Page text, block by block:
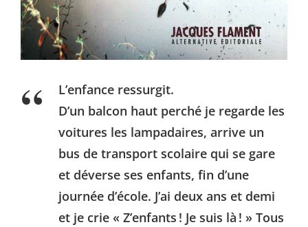
L’enfance ressurgit.
D’un balcon haut perché je regarde les
voitures les lampadaires, arrive un
bus de transport scolaire qui se gare
et déverse ses enfants, fin d’une
journée d’école. J’ai deux ans et demi
et je crie « Z’enfants ! Je suis là ! » Tous